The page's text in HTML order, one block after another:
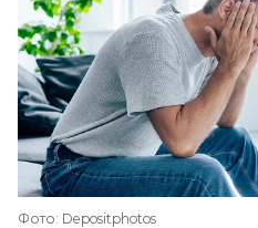
Фото: Depositphotos